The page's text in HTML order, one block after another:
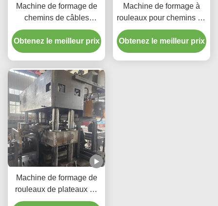
Machine de formage de
chemins de câbles
multifonction d'occasion,
changement rapide des
rouleaux, fonctionnement
Obtenez le meilleur prix
Machine de formage à
rouleaux pour chemins de
câbles d'occasion,
fabrication automatique
de chemins de câbles à
Obtenez le meilleur prix
Machine de formage de
rouleaux de plateaux de
câbles, contrôle PLC,